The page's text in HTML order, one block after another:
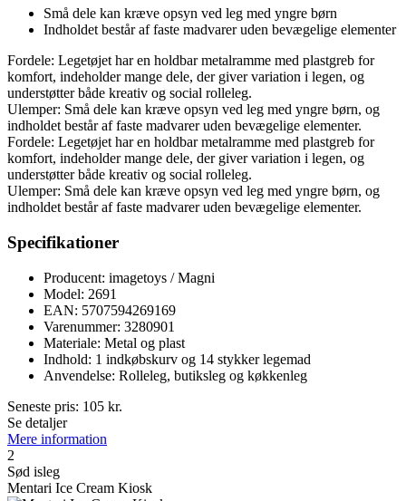
Små dele kan kræve opsyn ved leg med yngre børn
Indholdet består af faste madvarer uden bevægelige elementer
Fordele: Legetøjet har en holdbar metalramme med plastgreb for
komfort, indeholder mange dele, der giver variation i legen, og
understøtter både kreativ og social rolleleg.
Ulemper: Små dele kan kræve opsyn ved leg med yngre børn, og
indholdet består af faste madvarer uden bevægelige elementer.
Fordele: Legetøjet har en holdbar metalramme med plastgreb for
komfort, indeholder mange dele, der giver variation i legen, og
understøtter både kreativ og social rolleleg.
Ulemper: Små dele kan kræve opsyn ved leg med yngre børn, og
indholdet består af faste madvarer uden bevægelige elementer.
Specifikationer
Producent: imagetoys / Magni
Model: 2691
EAN: 5707594269169
Varenummer: 3280901
Materiale: Metal og plast
Indhold: 1 indkøbskurv og 14 stykker legemad
Anvendelse: Rolleleg, butiksleg og køkkenleg
Seneste pris: 105 kr.
Se detaljer
Mere information
2
Sød isleg
Mentari Ice Cream Kiosk